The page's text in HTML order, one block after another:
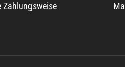
Zahlungsweise